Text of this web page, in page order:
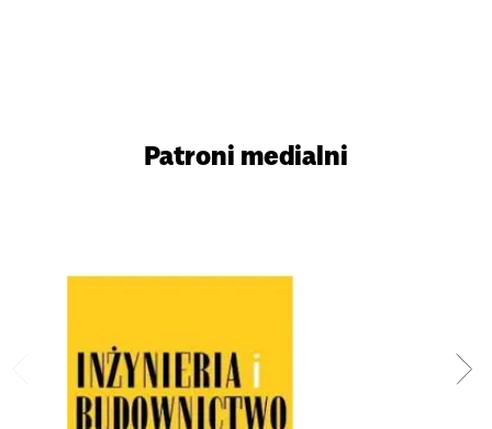
Patroni medialni